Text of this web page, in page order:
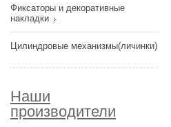
Фиксаторы и декоративные
накладки
Цилиндровые механизмы(личинки)
Наши
производители